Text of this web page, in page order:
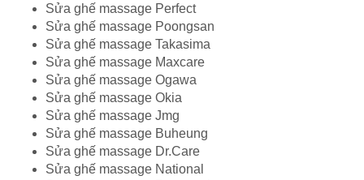
Sửa ghế massage Perfect
Sửa ghế massage Poongsan
Sửa ghế massage Takasima
Sửa ghế massage Maxcare
Sửa ghế massage Ogawa
Sửa ghế massage Okia
Sửa ghế massage Jmg
Sửa ghế massage Buheung
Sửa ghế massage Dr.Care
Sửa ghế massage National